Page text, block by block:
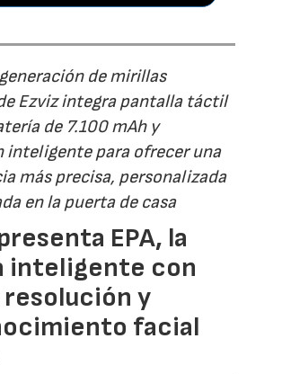
de mirillas
Ezviz integra pantalla táctil
de 7.100 mAh y
inteligente para ofrecer una
más precisa, personalizada
en la puerta de casa
EPA, la
inteligente con
resolución y
facial